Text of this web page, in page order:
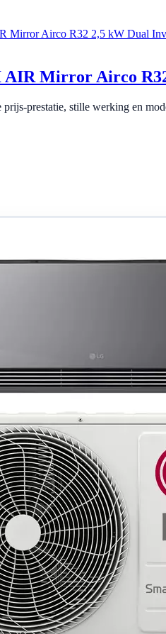
Mirror Airco R32 2,5 kW Dual
Mirror Airco
prestatie, stille werking en